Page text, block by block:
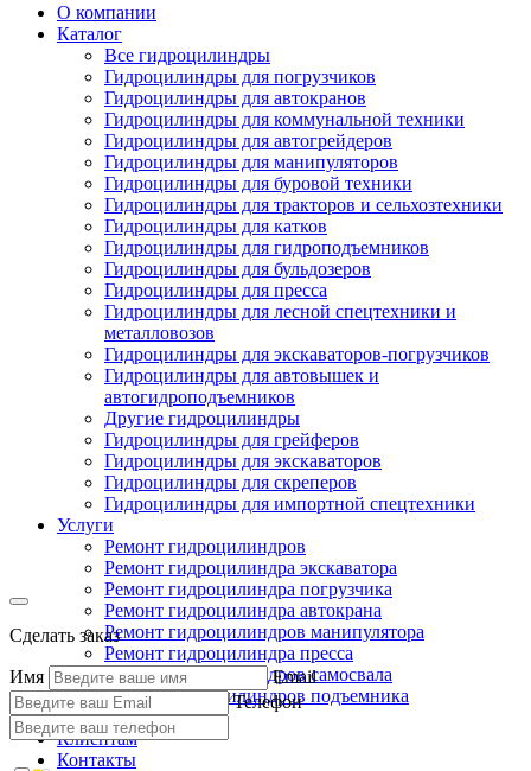
О компании
Каталог
Все гидроцилиндры
Гидроцилиндры для погрузчиков
Гидроцилиндры для автокранов
Гидроцилиндры для коммунальной техники
Гидроцилиндры для автогрейдеров
Гидроцилиндры для манипуляторов
Гидроцилиндры для буровой техники
Гидроцилиндры для тракторов и сельхозтехники
Гидроцилиндры для катков
Гидроцилиндры для гидроподъемников
Гидроцилиндры для бульдозеров
Гидроцилиндры для пресса
Гидроцилиндры для лесной спецтехники и
металловозов
Гидроцилиндры для экскаваторов-погрузчиков
Гидроцилиндры для автовышек и
автогидроподъемников
Другие гидроцилиндры
Гидроцилиндры для грейферов
Гидроцилиндры для экскаваторов
Гидроцилиндры для скреперов
Гидроцилиндры для импортной спецтехники
Услуги
Ремонт гидроцилиндров
Ремонт гидроцилиндра экскаватора
Ремонт гидроцилиндра погрузчика
Ремонт гидроцилиндра автокрана
Ремонт гидроцилиндров манипулятора
Ремонт гидроцилиндра пресса
Ремонт гидроцилиндров самосвала
Ремонт гидроцилиндров подъемника
Производство
Клиентам
Контакты
Сделать заказ
Имя
Email
Телефон